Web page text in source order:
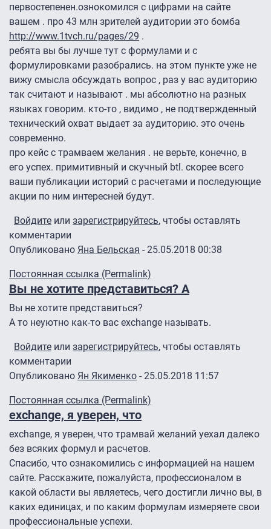
первостепенен.ознокомился с цифрами на сайте
вашем . про 43 млн зрителей аудитории это бомба
http://www.1tvch.ru/pages/29 .
ребята вы бы лучше тут с формулами и с
формулировками разобрались. на этом пункте уже не
вижу смысла обсуждать вопрос , раз у вас аудиторию
так считают и называют . мы абсолютно на разных
языках говорим. кто-то , видимо , не подтвержденный
технический охват выдает за аудиторию. это очень
современно.
про кейс с трамваем желания . не верьте, конечно, в
его успех. примитивный и скучный btl. скорее всего
ваши публикации историй с расчетами и последующие
акции по ним интересней будут.
Войдите или зарегистрируйтесь, чтобы оставлять
комментарии
Опубликовано Яна Бельская - 25.05.2018 00:38
Ответ наот темы ни в коем случае не
Постоянная ссылка (Permalink)
Вы не хотите представиться? А
Вы не хотите представиться?
А то неуютно как-то вас exchange называть.
Войдите или зарегистрируйтесь, чтобы оставлять
комментарии
Опубликовано Ян Якименко - 25.05.2018 11:57
Постоянная ссылка (Permalink)
exchange, я уверен, что
exchange, я уверен, что трамвай желаний уехал далеко
без всяких формул и расчетов.
Спасибо, что ознакомились с информацией на нашем
сайте. Расскажите, пожалуйста, профессионалом в
какой области вы являетесь, чего достигли лично вы, в
каких единицах, и по каким формулам измеряете свои
профессиональные успехи.